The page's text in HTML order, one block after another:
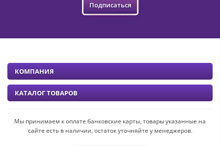
Подписаться
Мы принимаем к оплате банковские карты, товары указанные на
сайте есть в наличии, остаток уточняйте у менеджеров.
КОМПАНИЯ
КАТАЛОГ ТОВАРОВ